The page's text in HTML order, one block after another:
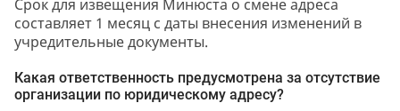
Срок для извещения Минюста о смене адреса
составляет 1 месяц с даты внесения изменений в
учредительные документы.
Какая ответственность предусмотрена за отсутствие
организации по юридическому адресу?